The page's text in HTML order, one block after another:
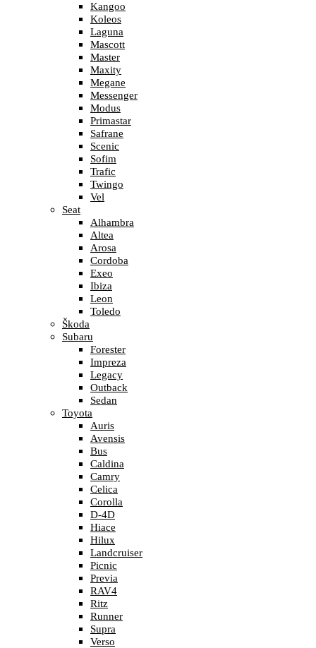
Kangoo
Koleos
Laguna
Mascott
Master
Maxity
Megane
Messenger
Modus
Primastar
Safrane
Scenic
Sofim
Trafic
Twingo
Vel
Seat
Alhambra
Altea
Arosa
Cordoba
Exeo
Ibiza
Leon
Toledo
Škoda
Subaru
Forester
Impreza
Legacy
Outback
Sedan
Toyota
Auris
Avensis
Bus
Caldina
Camry
Celica
Corolla
D-4D
Hiace
Hilux
Landcruiser
Picnic
Previa
RAV4
Ritz
Runner
Supra
Verso